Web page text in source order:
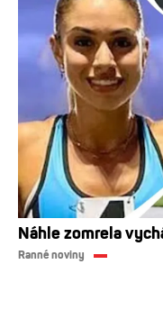
Náhle zomrela
Ranné noviny